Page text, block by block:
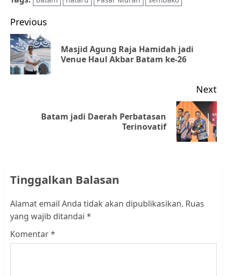
Post
navigation
Previous
Masjid Agung Raja Hamidah jadi
Venue Haul Akbar Batam ke-26
Next
Batam jadi Daerah Perbatasan
Terinovatif
Tinggalkan Balasan
Alamat email Anda tidak akan dipublikasikan. Ruas
yang wajib ditandai *
Komentar*